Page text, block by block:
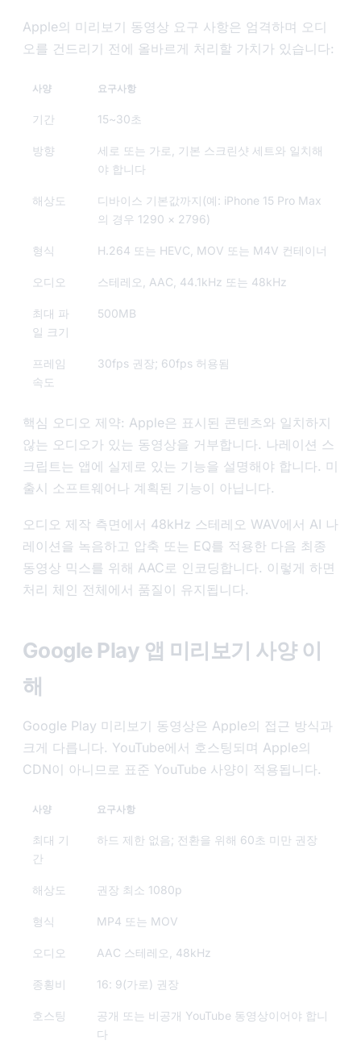
Apple의 미리보기 동영상 요구 사항은 엄격하며 오디
오를 건드리기 전에 올바르게 처리할 가치가 있습니다:
사양 요구사항
기간 15~30초
방향
세로 또는 가로, 기본 스크린샷 세트와 일치해
야 합니다
해상도
디바이스 기본값까지(예: iPhone 15 Pro Max
의 경우 1290 × 2796)
형식 H.264 또는 HEVC, MOV 또는 M4V 컨테이너
오디오 스테레오, AAC, 44.1kHz 또는 48kHz
최대 파
일 크기
500MB
프레임
속도
30fps 권장; 60fps 허용됨
핵심 오디오 제약: Apple은 표시된 콘텐츠와 일치하지
않는 오디오가 있는 동영상을 거부합니다. 나레이션 스
크립트는 앱에 실제로 있는 기능을 설명해야 합니다. 미
출시 소프트웨어나 계획된 기능이 아닙니다.
오디오 제작 측면에서 48kHz 스테레오 WAV에서 AI 나
레이션을 녹음하고 압축 또는 EQ를 적용한 다음 최종
동영상 믹스를 위해 AAC로 인코딩합니다. 이렇게 하면
처리 체인 전체에서 품질이 유지됩니다.
Google Play 앱 미리보기 사양 이
해
Google Play 미리보기 동영상은 Apple의 접근 방식과
크게 다릅니다. YouTube에서 호스팅되며 Apple의
CDN이 아니므로 표준 YouTube 사양이 적용됩니다.
사양 요구사항
최대 기
간
하드 제한 없음; 전환을 위해 60초 미만 권장
해상도 권장 최소 1080p
형식 MP4 또는 MOV
오디오 AAC 스테레오, 48kHz
종횡비 16: 9(가로) 권장
호스팅
공개 또는 비공개 YouTube 동영상이어야 합니
다